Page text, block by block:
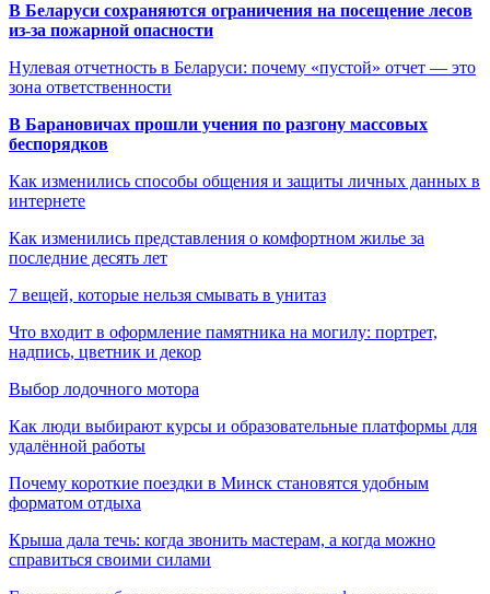
В Беларуси сохраняются ограничения на посещение лесов
из-за пожарной опасности
Нулевая отчетность в Беларуси: почему «пустой» отчет — это
зона ответственности
В Барановичах прошли учения по разгону массовых
беспорядков
Как изменились способы общения и защиты личных данных в
интернете
Как изменились представления о комфортном жилье за
последние десять лет
7 вещей, которые нельзя смывать в унитаз
Что входит в оформление памятника на могилу: портрет,
надпись, цветник и декор
Выбор лодочного мотора
Как люди выбирают курсы и образовательные платформы для
удалённой работы
Почему короткие поездки в Минск становятся удобным
форматом отдыха
Крыша дала течь: когда звонить мастерам, а когда можно
справиться своими силами